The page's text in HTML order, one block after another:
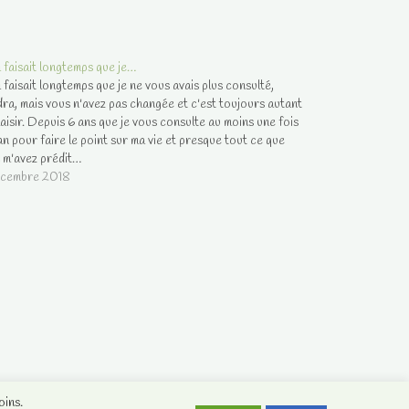
faisait longtemps que je…
faisait longtemps que je ne vous avais plus consulté,
mais vous n'avez pas changée et c'est toujours autant
Depuis 6 ans que je vous consulte au moins une fois
pour faire le point sur ma vie et presque tout ce que
m'avez prédit…
2018